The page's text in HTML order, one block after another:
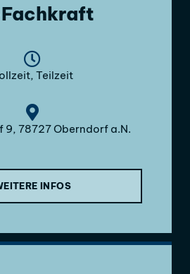
Teilzeit
9, 78727 Oberndorf a.N.
INFOS